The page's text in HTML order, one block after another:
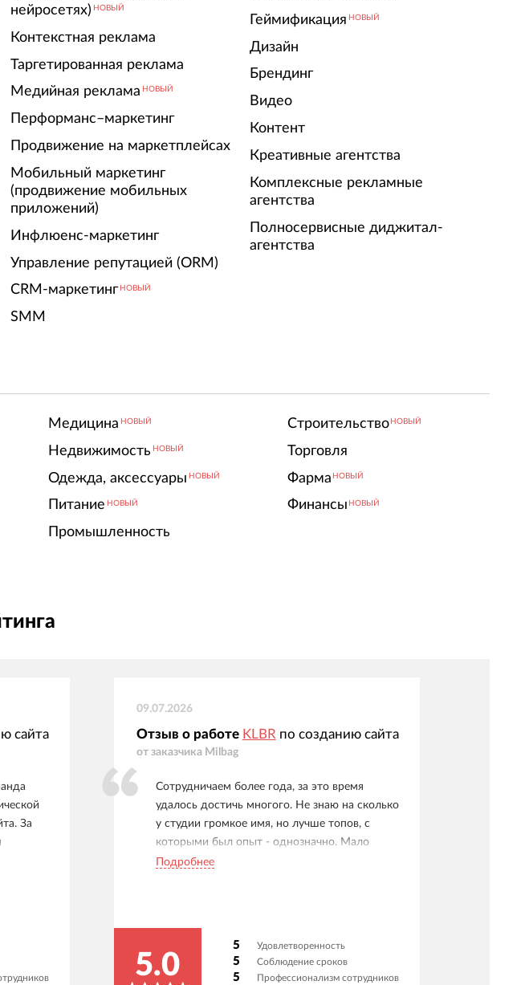
нейросетях) НОВЫЙ
Контекстная реклама
Таргетированная реклама
Медийная реклама НОВЫЙ
Перформанс–маркетинг
Продвижение на маркетплейсах
Мобильный маркетинг
(продвижение мобильных
приложений)
Инфлюенс-маркетинг
Управление репутацией (ORM)
CRM-маркетинг НОВЫЙ
SMM
Геймификация НОВЫЙ
Дизайн
Брендинг
Видео
Контент
Креативные агентства
Комплексные рекламные
агентства
Полносервисные диджитал-
агентства
Медицина НОВЫЙ
Недвижимость НОВЫЙ
Одежда, аксессуары НОВЫЙ
Питание НОВЫЙ
Промышленность
Строительство НОВЫЙ
Торговля
Фарма НОВЫЙ
Финансы НОВЫЙ
сайта
За
09.07.2026
Отзыв о работе KLBR по созданию сайта
от заказчика Milbag
Сотрудничаем более года, за это время
удалось достичь многого. Не знаю на сколько
у студии громкое имя, но лучше топов, с
которыми был опыт - однозначно. Мало
бюрократии, много результата и
Подробнее
5.0
5 Удовлетворенность
5 Соблюдение сроков
5 Профессионализм сотрудников